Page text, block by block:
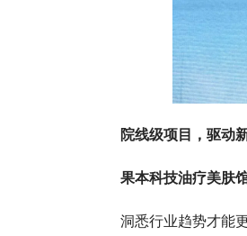
院线级项目，驱动
果本科技油疗美肤
洞悉行业趋势才能